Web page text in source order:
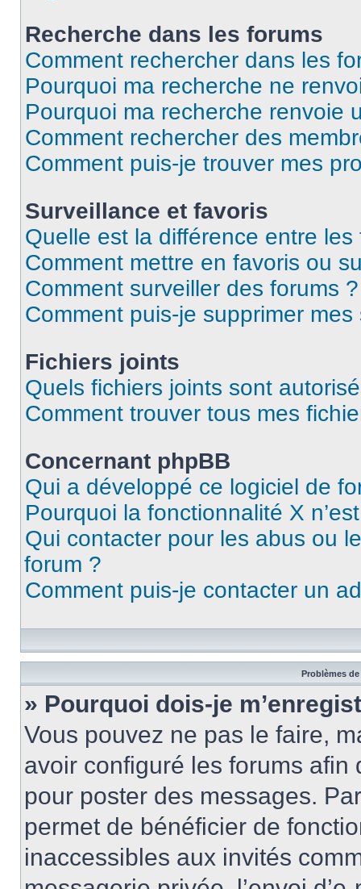
Recherche dans les forums
Comment rechercher dans les
Pourquoi ma recherche ne
Pourquoi ma recherche renvoie
Comment rechercher des
Comment puis-je trouver mes
Surveillance et favoris
Quelle est la différence entre
Comment mettre en favoris ou
Comment surveiller des forums ?
Comment puis-je supprimer
Fichiers joints
Quels fichiers joints sont
Comment trouver tous mes
Concernant phpBB
Qui a développé ce logiciel de
Pourquoi la fonctionnalité X
Qui contacter pour les abus ou
forum ?
Comment puis-je contacter un
Problèmes
» Pourquoi dois-je
Vous pouvez ne pas le faire,
avoir configuré les forums afin
pour poster des messages.
permet de bénéficier de
inaccessibles aux invités